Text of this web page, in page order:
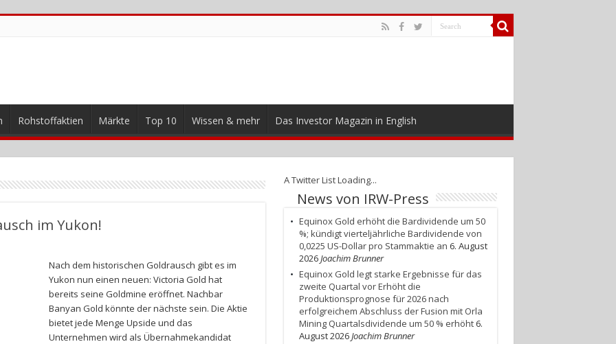
Rohstoffaktien Märkte Top 10 Wissen & mehr Das Investor Magazin in English
im Yukon!
Nach dem historischen Goldrausch gibt es im
Yukon nun einen neuen: Victoria Gold hat
bereits seine Goldmine eröffnet. Nachbar
Banyan Gold könnte der nächste sein. Die Aktie
bietet jede Menge Upside und das
Unternehmen wird als Übernahmekandidat
A Twitter List Loading...
News von IRW-Press
Equinox Gold erhöht die Bardividende um 50
%; kündigt vierteljährliche Bardividende von
0,0225 US-Dollar pro Stammaktie an 6. August
2026Joachim Brunner
Equinox Gold legt starke Ergebnisse für das
zweite Quartal vor Erhöht die
Produktionsprognose für 2026 nach
erfolgreichem Abschluss der Fusion mit Orla
Mining Quartalsdividende um 50 % erhöht 6.
August 2026Joachim Brunner